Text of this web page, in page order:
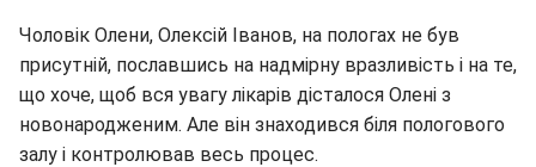
Чоловік Олени, Олексій Іванов, на пологах не був
присутній, пославшись на надмірну вразливість і на те,
що хоче, щоб вся увагу лікарів дісталося Олені з
новонародженим. Але він знаходився біля пологового
залу і контролював весь процес.